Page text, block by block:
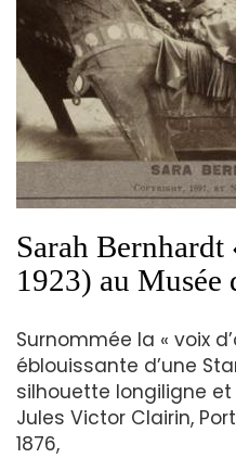
Sarah
1923) au Musée
Surnommée la « voix
éblouissante d’une
silhouette longiligne
Jules Victor Clairin,
1876,